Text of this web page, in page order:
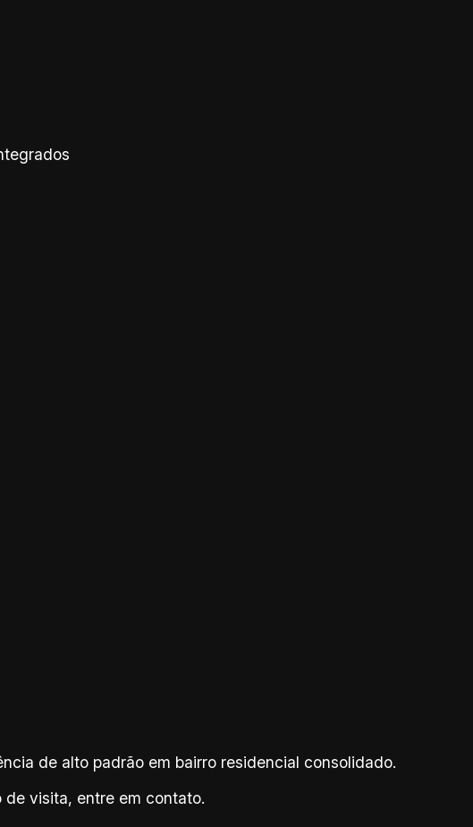
de alto padrão em bairro residencial consolidado.
de visita, entre em contato.